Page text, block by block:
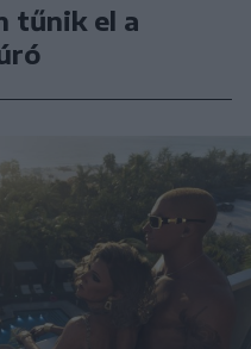
tűnik el a